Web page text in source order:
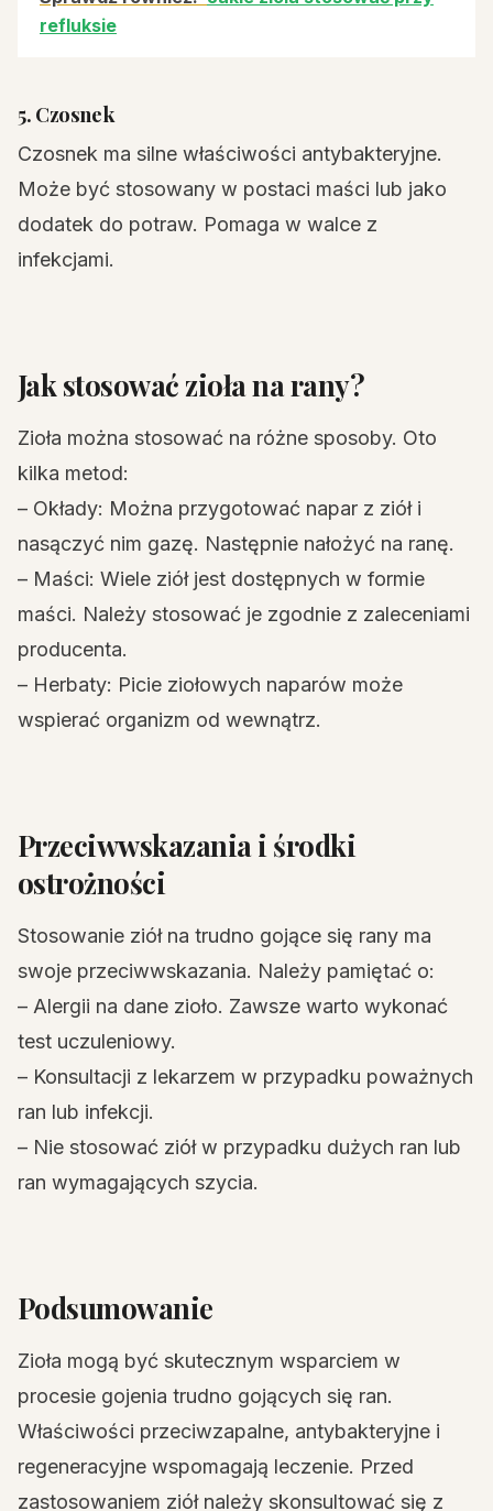
refluksie
5. Czosnek
Czosnek ma silne właściwości antybakteryjne.
Może być stosowany w postaci maści lub jako
dodatek do potraw. Pomaga w walce z
infekcjami.
Jak stosować zioła na rany?
Zioła można stosować na różne sposoby. Oto
kilka metod:
– Okłady: Można przygotować napar z ziół i
nasączyć nim gazę. Następnie nałożyć na ranę.
– Maści: Wiele ziół jest dostępnych w formie
maści. Należy stosować je zgodnie z zaleceniami
producenta.
– Herbaty: Picie ziołowych naparów może
wspierać organizm od wewnątrz.
Przeciwwskazania i środki
ostrożności
Stosowanie ziół na trudno gojące się rany ma
swoje przeciwwskazania. Należy pamiętać o:
– Alergii na dane zioło. Zawsze warto wykonać
test uczuleniowy.
– Konsultacji z lekarzem w przypadku poważnych
ran lub infekcji.
– Nie stosować ziół w przypadku dużych ran lub
ran wymagających szycia.
Podsumowanie
Zioła mogą być skutecznym wsparciem w
procesie gojenia trudno gojących się ran.
Właściwości przeciwzapalne, antybakteryjne i
regeneracyjne wspomagają leczenie. Przed
zastosowaniem ziół należy skonsultować się z